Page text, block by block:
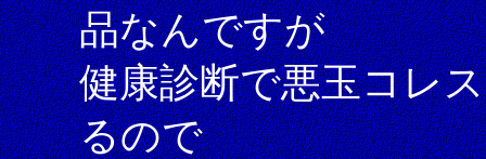
品なんですが
健康診断で悪玉コレ
るので